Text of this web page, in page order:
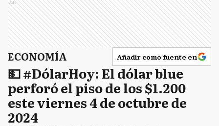
Ads
ECONOMÍA Añadir como fuente en
💵 #DólarHoy: El dólar blue
perforó el piso de los $1.200
este viernes 4 de octubre de
2024